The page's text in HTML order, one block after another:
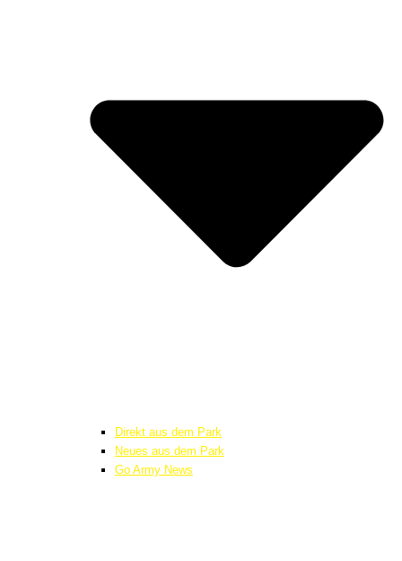
Direkt aus dem Park
Neues aus dem Park
Go Army News